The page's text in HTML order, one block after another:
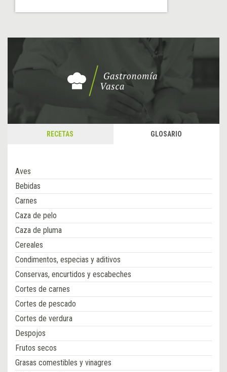
RECETAS GLOSARIO
Aves
Bebidas
Carnes
Caza de pelo
Caza de pluma
Cereales
Condimentos, especias y aditivos
Conservas, encurtidos y escabeches
Cortes de carnes
Cortes de pescado
Cortes de verdura
Despojos
Frutos secos
Grasas comestibles y vinagres